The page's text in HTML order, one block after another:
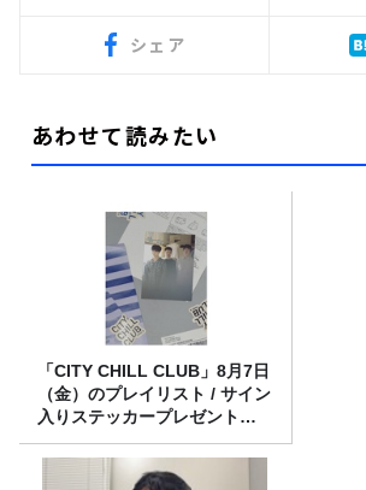
シェア
あわせて読みたい
「CITY CHILL CLUB」8月7日
（金）のプレイリスト / サイン
入りステッカープレゼント有
り